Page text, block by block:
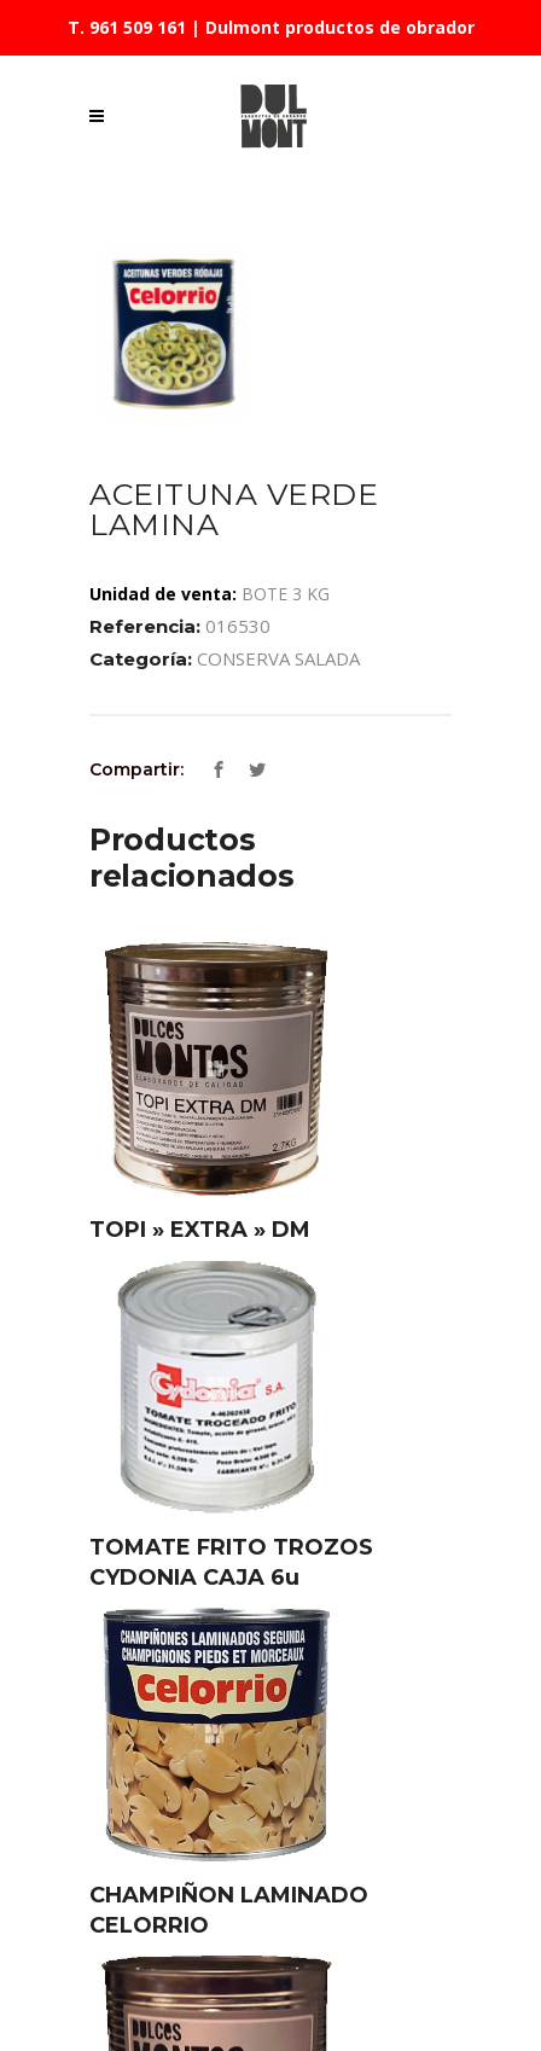
T. 961 509 161 | Dulmont productos de obrador
ACEITUNA VERDE
LAMINA
Unidad de venta: BOTE 3 KG
Referencia: 016530
Categoría: CONSERVA SALADA
Compartir:
Productos
relacionados
TOPI » EXTRA » DM
TOMATE FRITO TROZOS
CYDONIA CAJA 6u
CHAMPIÑON LAMINADO
CELORRIO